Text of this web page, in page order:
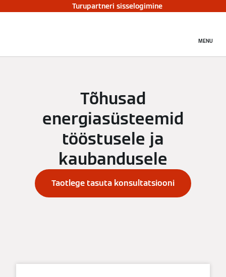
Turupartneri sisselogimine
MENU
Tõhusad
energiasüsteemid
tööstusele ja
kaubandusele
Taotlege tasuta konsultatsiooni